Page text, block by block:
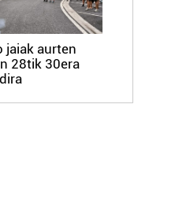
jaiak aurten
28tik 30era